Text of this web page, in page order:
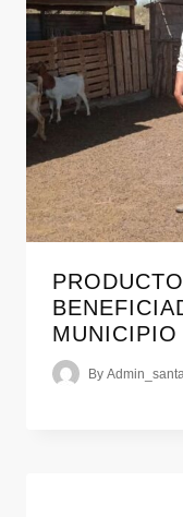
MUNICIPIO
By